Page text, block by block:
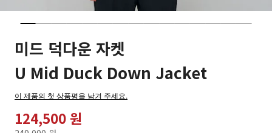
미드 덕다운 자켓
U Mid Duck Down Jacket
이 제품의 첫 상품평을 남겨 주세요.
124,500 원